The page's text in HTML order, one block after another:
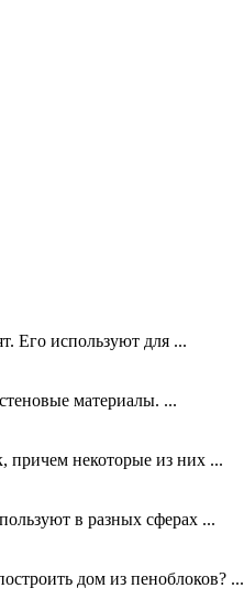
Его используют для ...
материалы. ...
причем некоторые из них ...
в разных сферах ...
дом из пеноблоков? ...